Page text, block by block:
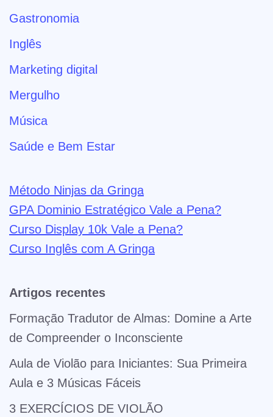
Gastronomia
Inglês
Marketing digital
Mergulho
Música
Saúde e Bem Estar
Método Ninjas da Gringa
GPA Dominio Estratégico Vale a Pena?
Curso Display 10k Vale a Pena?
Curso Inglês com A Gringa
Artigos recentes
Formação Tradutor de Almas: Domine a Arte
de Compreender o Inconsciente
Aula de Violão para Iniciantes: Sua Primeira
Aula e 3 Músicas Fáceis
3 EXERCÍCIOS DE VIOLÃO